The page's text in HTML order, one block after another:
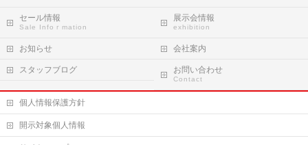
セール情報 展示会情報
お知らせ 会社案内
スタッフブログ お問い合わせ
個人情報保護方針
開示対象個人情報